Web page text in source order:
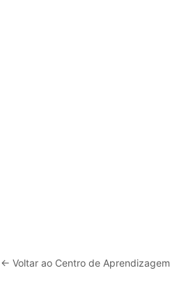
← Voltar ao Centro de Aprendizagem